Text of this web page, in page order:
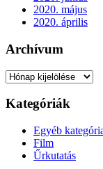
2020. május
2020. április
Archívum
Archívum
Kategóriák
Egyéb
Film
Űrkutatás